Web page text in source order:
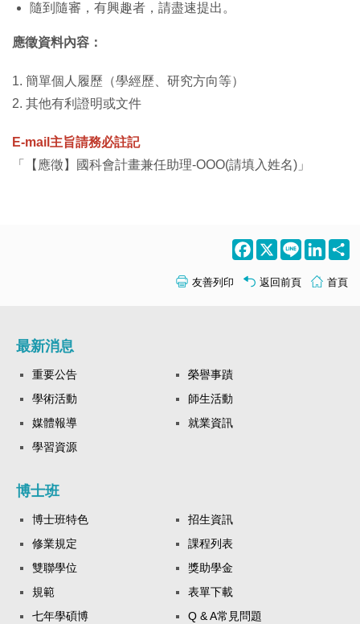
隨到隨審，有興趣者，請盡速提出。
應徵資料內容：
1. 簡單個人履歷（學經歷、研究方向等）
2. 其他有利證明或文件
E-mail主旨請務必註記
「【應徵】國科會計畫兼任助理-OOO(請填入姓名)」
Facebook
X Line
友善列印 返回前頁 首頁
最新消息
重要公告
榮譽事蹟
學術活動
師生活動
媒體報導
就業資訊
學習資源
博士班
博士班特色
招生資訊
修業規定
課程列表
雙聯學位
獎助學金
規範
表單下載
七年學碩博
Q & A常見問題